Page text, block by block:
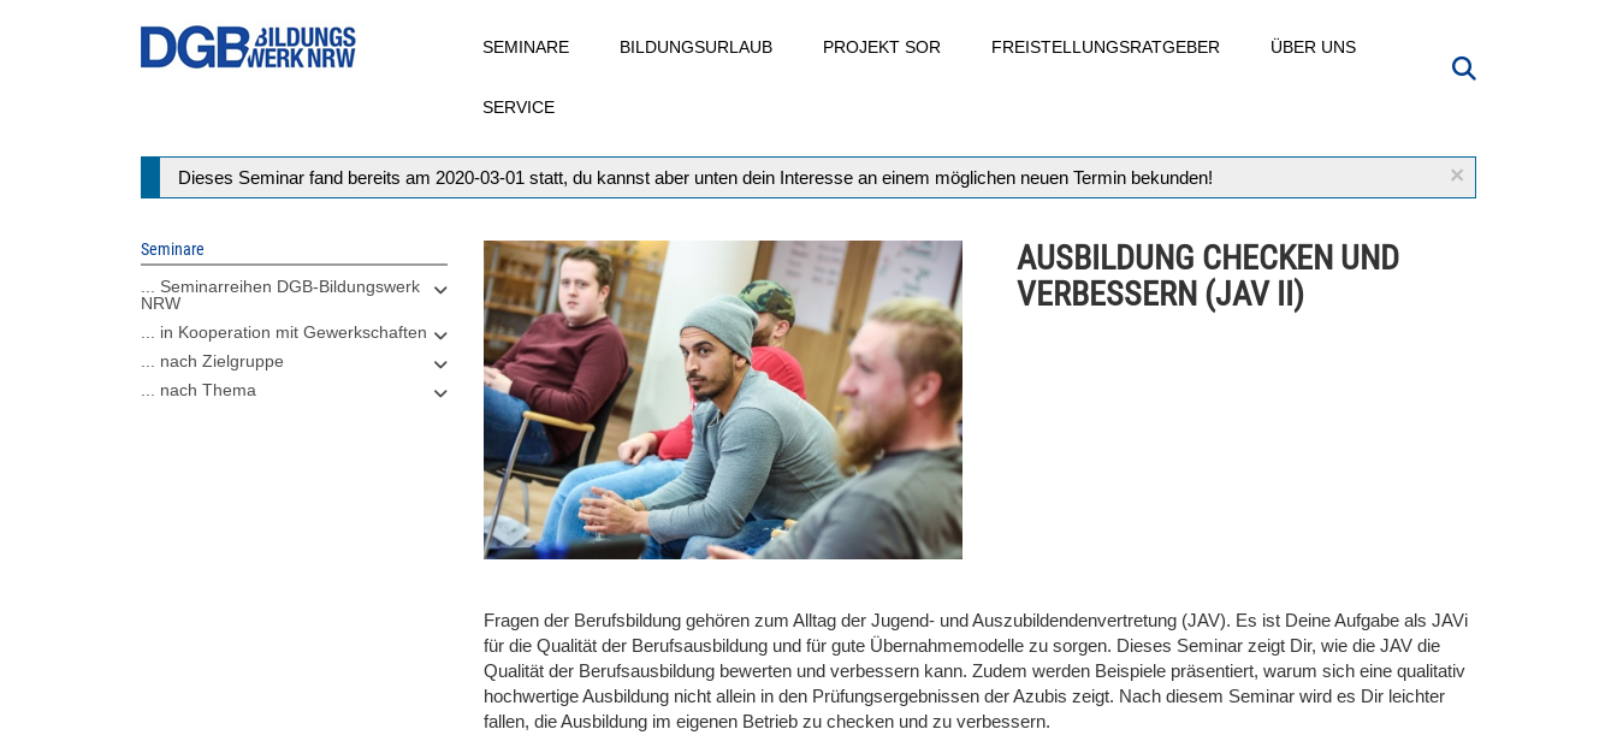
SEMINARE BILDUNGSURLAUB PROJEKT SOR FREISTELLUNGSRATGEBER ÜBER UNS
SERVICE
×
Statusmeldung
Dieses Seminar fand bereits am 2020-03-01 statt, du kannst aber unten dein Interesse an einem möglichen neuen Termin bekunden!
Seminare
... Seminarreihen DGB-Bildungswerk
NRW
... in Kooperation mit Gewerkschaften
... nach Zielgruppe
... nach Thema
AUSBILDUNG CHECKEN UND
VERBESSERN (JAV II)
Fragen der Berufsbildung gehören zum Alltag der Jugend- und Auszubildendenvertretung (JAV). Es ist Deine Aufgabe als JAVi
für die Qualität der Berufsausbildung und für gute Übernahmemodelle zu sorgen. Dieses Seminar zeigt Dir, wie die JAV die
Qualität der Berufsausbildung bewerten und verbessern kann. Zudem werden Beispiele präsentiert, warum sich eine qualitativ
hochwertige Ausbildung nicht allein in den Prüfungsergebnissen der Azubis zeigt. Nach diesem Seminar wird es Dir leichter
fallen, die Ausbildung im eigenen Betrieb zu checken und zu verbessern.